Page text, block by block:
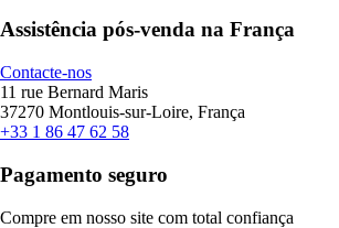
Assistência pós-venda na França
Contacte-nos
11 rue Bernard Maris
37270 Montlouis-sur-Loire, França
+33 1 86 47 62 58
Pagamento seguro
Compre em nosso site com total confiança